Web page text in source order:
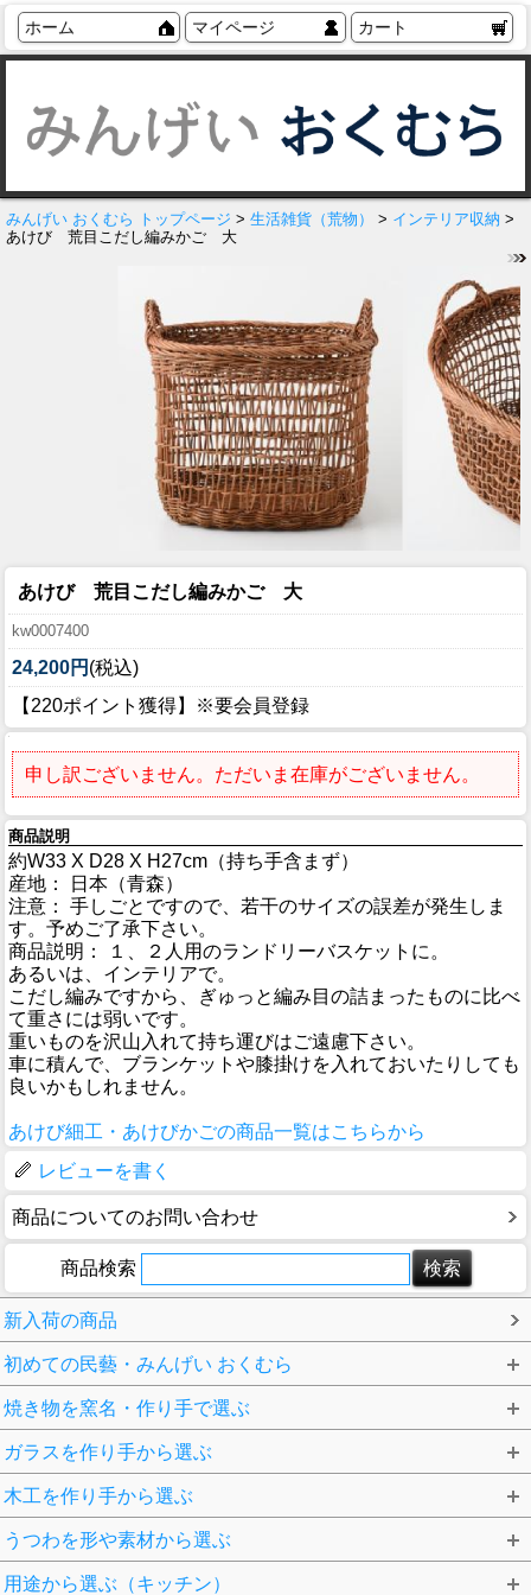
ホーム マイページ カート
みんげい おくむら トップページ > 生活雑貨（荒物） > インテリア収納 >
あけび 荒目こだし編みかご 大
あけび 荒目こだし編みかご 大
kw0007400
24,200円 (税込)
【220ポイント獲得】※要会員登録
申し訳ございません。ただいま在庫がございません。
商品説明
約W33 X D28 X H27cm（持ち手含まず）
産地： 日本（青森）
注意： 手しごとですので、若干のサイズの誤差が発生しま
す。予めご了承下さい。
商品説明： １、２人用のランドリーバスケットに。
あるいは、インテリアで。
こだし編みですから、ぎゅっと編み目の詰まったものに比べ
て重さには弱いです。
重いものを沢山入れて持ち運びはご遠慮下さい。
車に積んで、ブランケットや膝掛けを入れておいたりしても
良いかもしれません。
あけび細工・あけびかごの商品一覧はこちらから
レビューを書く
商品についてのお問い合わせ
商品検索
新入荷の商品
初めての民藝・みんげい おくむら
焼き物を窯名・作り手で選ぶ
ガラスを作り手から選ぶ
木工を作り手から選ぶ
うつわを形や素材から選ぶ
用途から選ぶ（キッチン）